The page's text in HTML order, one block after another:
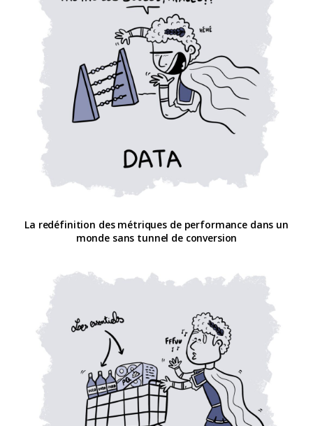
La redéfinition des métriques de performance dans un
monde sans tunnel de conversion